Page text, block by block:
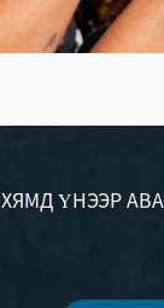
ХЯМД ҮНЭЭР